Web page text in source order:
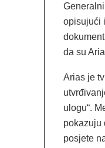
opisujući
da su
Arias je
ulogu“.
pokazuju
posjete